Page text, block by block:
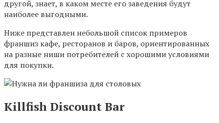
другой, знает, в каком месте его заведения будут
наиболее выгодными.
Ниже представлен небольшой список примеров
франшиз кафе, ресторанов и баров, ориентированных
на разные ниши потребителей с хорошими условиями
для покупки.
Killfish Discount Bar